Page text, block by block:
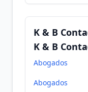
K & B
K & B
Abogados
Abogados